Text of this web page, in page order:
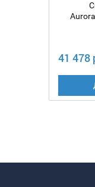
41 478